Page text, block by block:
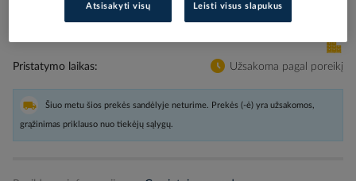
Pristatymo laikas Užsakoma pagal poreikį
Šiuo metu šios prekės sandėlyje neturime. Prekės (-ė) yra užsakomos,
grąžinimas priklauso nuo tiekėjų sąlygų.
Atsisakyti visų Leisti visus slapukus